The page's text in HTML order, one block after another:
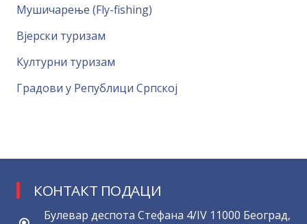
Мушичарење (Fly-fishing)
Вјерски туризам
Културни туризам
Градови у Републици Српској
КОНТАКТ ПОДАЦИ
Булевар деспота Стефана 4/IV 11000 Београд,